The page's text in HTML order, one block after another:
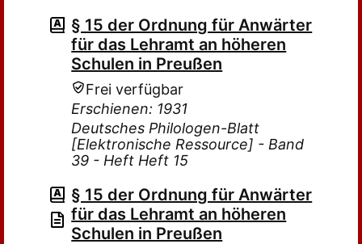
§ 15 der Ordnung für Anwärter
für das Lehramt an höheren
Schulen in Preußen
Frei verfügbar
Erschienen: 1931
Deutsches Philologen-Blatt
[Elektronische Ressource] - Band
39 - Heft Heft 15
§ 15 der Ordnung für Anwärter
für das Lehramt an höheren
Schulen in Preußen